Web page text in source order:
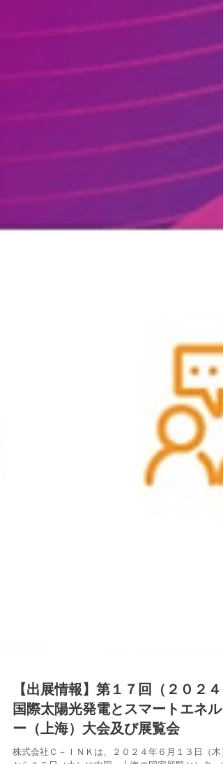
【出展情報】第１７回（２０２４
国際太陽光発電とスマートエネル
ー（上海）大会及び展覧会